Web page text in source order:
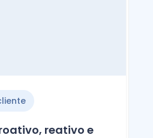
reativo e